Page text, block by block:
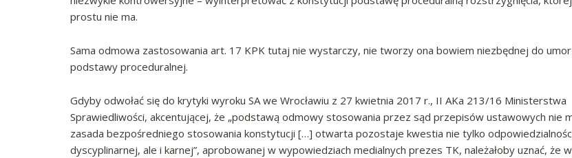
prostu nie ma.
Sama odmowa zastosowania art. 17 KPK tutaj nie wystarczy, nie tworzy ona bowiem niezbędnej do
podstawy proceduralnej.
Gdyby odwołać się do krytyki wyroku SA we Wrocławiu z 27 kwietnia 2017 r., II AKa 213/16 Ministerstwa
Sprawiedliwości, akcentującej, że „podstawą odmowy stosowania przez sąd przepisów ustawowych nie
zasada bezpośredniego stosowania konstytucji […] otwarta pozostaje kwestia nie tylko
dyscyplinarnej, ale i karnej”, aprobowanej w wypowiedziach medialnych prezes TK, należałoby uznać, że w